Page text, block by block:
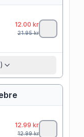
12.00 kr
21.95kr
12.99 kr
12.99kr